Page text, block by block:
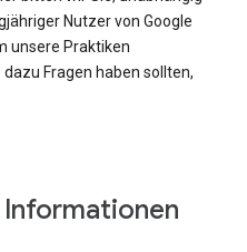
Nutzer von Google
unsere Praktiken
Fragen haben sollten,